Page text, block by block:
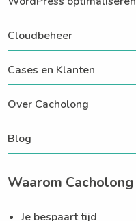
Cloudbeheer
Cases en Klanten
Over Cacholong
Blog
Waarom Cacholong
Je bespaart tijd